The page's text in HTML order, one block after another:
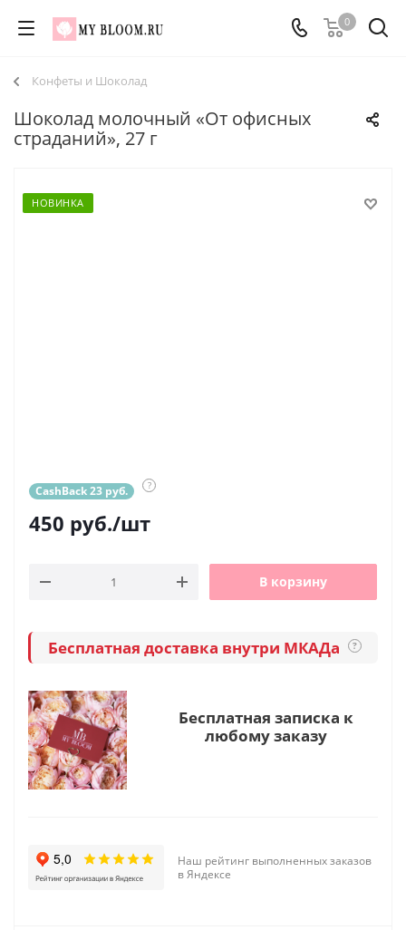
0
Конфеты и Шоколад
Шоколад молочный «От офисных
страданий», 27 г
НОВИНКА
CashBack 23 руб. ?
450 руб./шт
В корзину
Бесплатная доставка внутри МКАДа ?
Бесплатная записка к
любому заказу
Наш рейтинг выполненных заказов
в Яндексе